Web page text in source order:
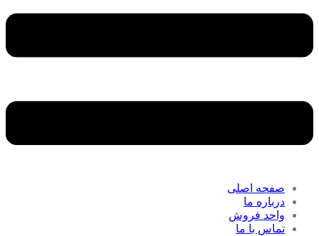
صفحه اصلی
درباره ما
واحد فروش
تماس با ما